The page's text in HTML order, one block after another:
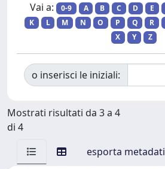
Vai a: 0-9 A B C D E
K
L M N O P Q R
X
Y Z
o inserisci le iniziali:
Mostrati risultati da 3 a 4
di 4
esporta metadati